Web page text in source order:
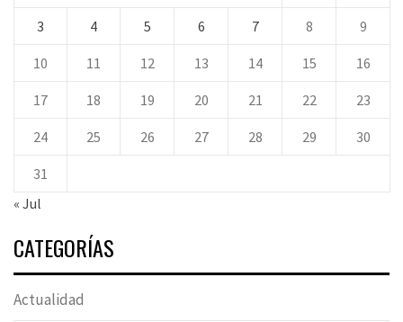
3 4 5 6 7 8 9
10 11 12 13 14 15 16
17 18 19 20 21 22 23
24 25 26 27 28 29 30
31
« Jul
CATEGORÍAS
Actualidad